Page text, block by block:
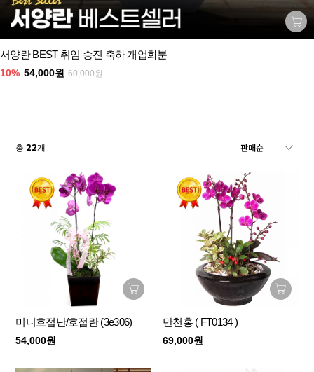
서양란 BEST 취임 승진 축하 개업화분
10% 54,000원 60,000원
총22개
미니호접난/호접란 (3e306)
54,000원
만천홍 ( FT0134 )
69,000원